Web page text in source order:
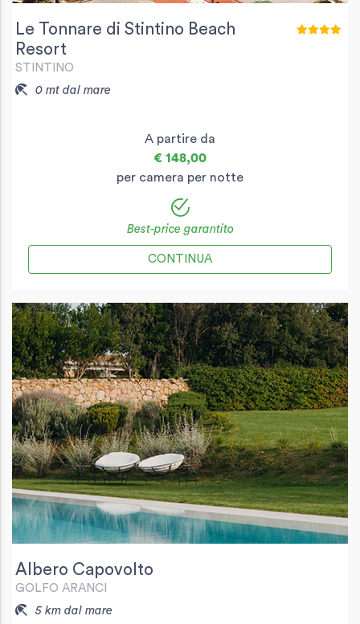
Le Tonnare di Stintino Beach
Resort
STINTINO
0 mt dal mare
A partire da
€ 148,00
per camera per notte
Best-price garantito
CONTINUA
Albero Capovolto
GOLFO ARANCI
5 km dal mare